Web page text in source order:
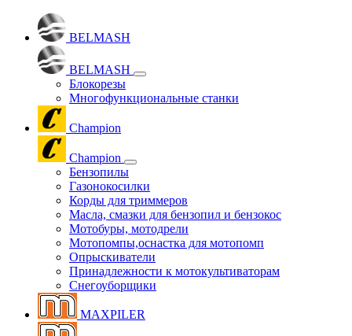
BELMASH
BELMASH
Блокорезы
Многофункциональные станки
Champion
Champion
Бензопилы
Газонокосилки
Корды для триммеров
Масла, смазки для бензопил и бензокос
Мотобуры, мотодрели
Мотопомпы,оснастка для мотопомп
Опрыскиватели
Принадлежности к мотокультиваторам
Снегоуборщики
MAXPILER